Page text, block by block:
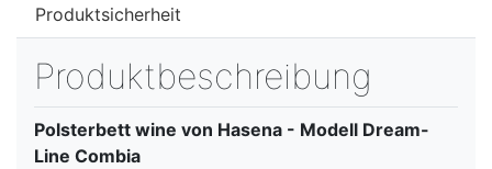
Produktsicherheit
Produktbeschreibung
Polsterbett wine von Hasena - Modell Dream-
Line Combia